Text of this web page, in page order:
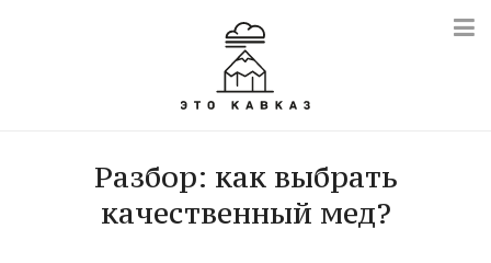
Разбор: как выбрать
качественный мед?